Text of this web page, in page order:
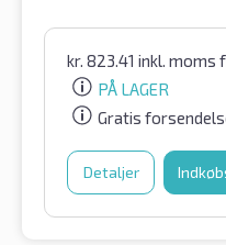
kr. 823.41 inkl. moms
PÅ LAGER
Gratis
Detaljer